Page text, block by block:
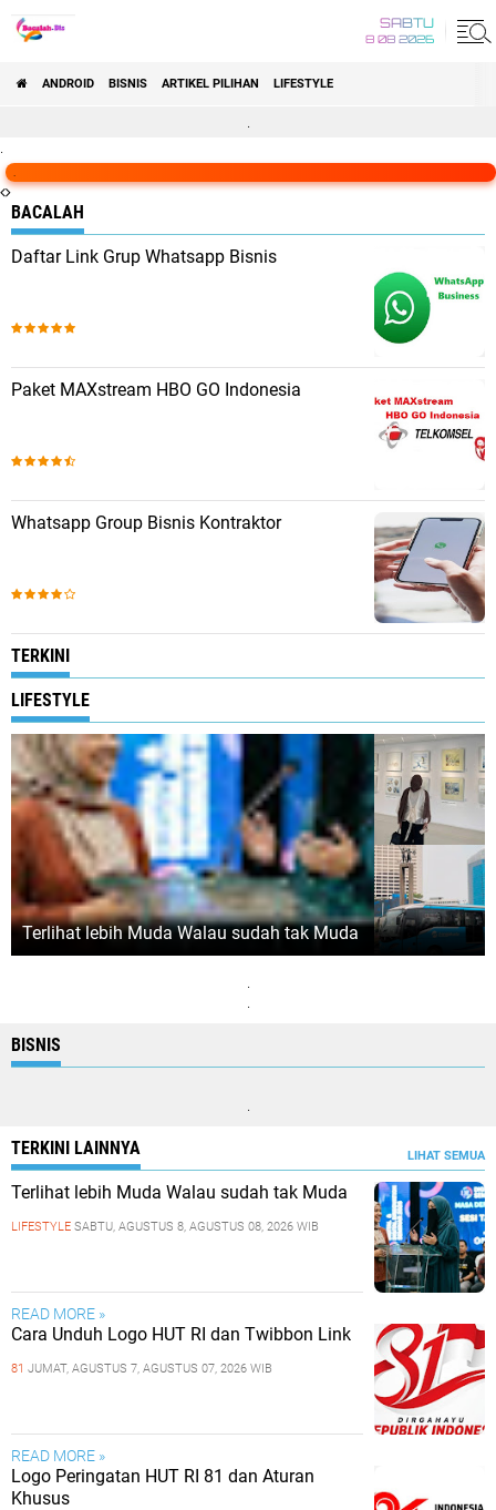
SABTU
8 08 2026
ANDROID BISNIS ARTIKEL PILIHAN LIFESTYLE
BACALAH
Daftar Link Grup Whatsapp Bisnis
Paket MAXstream HBO GO Indonesia
Whatsapp Group Bisnis Kontraktor
TERKINI
LIFESTYLE
Terlihat lebih Muda Walau sudah tak Muda
BISNIS
TERKINI LAINNYA LIHAT SEMUA
Terlihat lebih Muda Walau sudah tak Muda
LIFESTYLE SABTU, AGUSTUS 8, AGUSTUS 08, 2026 WIB
READ MORE »
Cara Unduh Logo HUT RI dan Twibbon Link
81 JUMAT, AGUSTUS 7, AGUSTUS 07, 2026 WIB
READ MORE »
Logo Peringatan HUT RI 81 dan Aturan
Khusus